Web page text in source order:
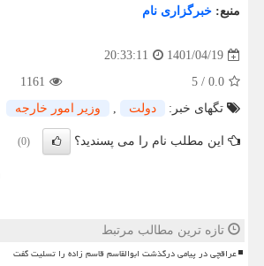
منبع: خبرگزاری نام
1401/04/19
20:33:11
0.0
/
5
1161
تگهای خبر:
دولت , وزیر امور خارجه
این مطلب نام را می پسندید؟ (0)
تازه ترین مطالب مرتبط
عراقچی در پیامی درگذشت ابوالقاسم قاسم زاده را تسلیت گفت